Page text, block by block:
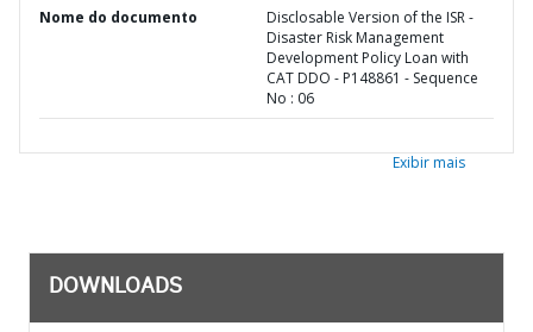
Nome do documento
Disclosable Version of the ISR -
Disaster Risk Management
Development Policy Loan with
CAT DDO - P148861 - Sequence
No : 06
Exibir mais
DOWNLOADS